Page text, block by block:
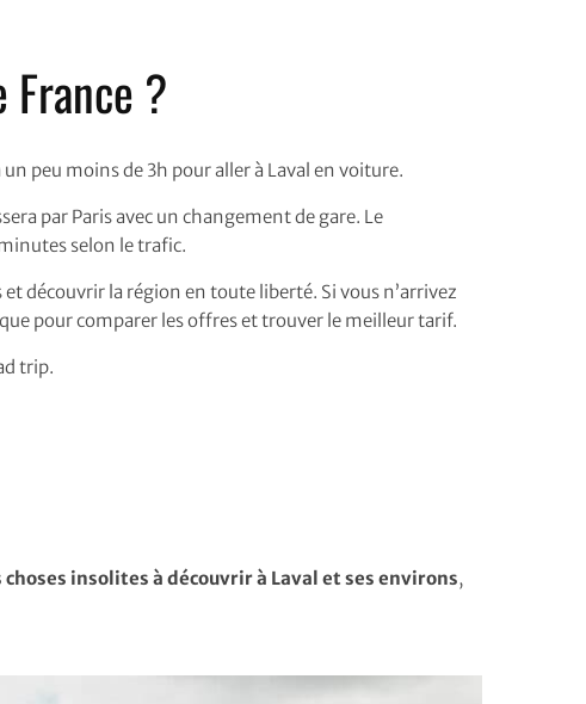
?
peu moins de 3h pour aller à Laval en voiture.
par Paris avec un changement de gare. Le
selon le trafic.
découvrir la région en toute liberté. Si vous n’arrivez
pour comparer les offres et trouver le meilleur tarif.
trip.
choses insolites à découvrir à Laval et ses environs,